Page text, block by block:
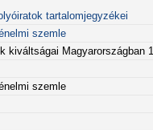
tartalomjegyzékei
szemle
kiváltságai Magyarországban
szemle